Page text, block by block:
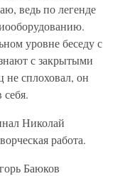
ведь по легенде
уровне беседу с
с закрытыми
не сплоховал, он
Николай
работа.
Баюков